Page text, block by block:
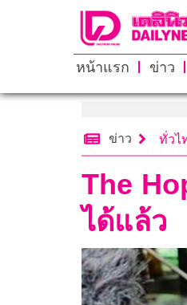
หน้าแรก ข่าว
ข่าว ทั่วไ
The
ได้แล้ว